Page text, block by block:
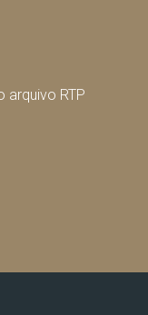
arquivo RTP